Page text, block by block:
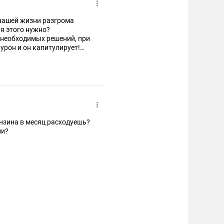
и его хозяин Трамп
завалили укро-рейх
неправильно!Мы не
по ним ракетные
жизни разгрома
этого нужно?
решений, при
и он капитулирует!
- Максим
в месяц расходуешь?